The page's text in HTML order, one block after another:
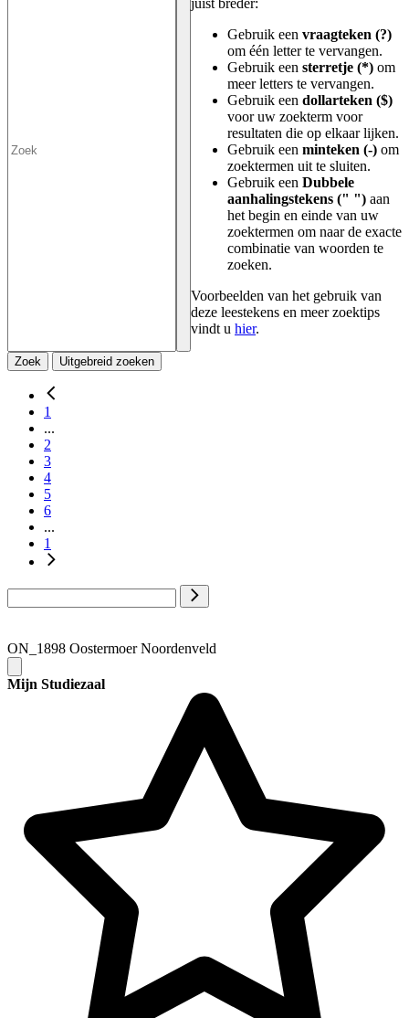
juist breder:
Gebruik een vraagteken (?)
om één letter te vervangen.
Gebruik een sterretje (*) om
meer letters te vervangen.
Gebruik een dollarteken ($)
voor uw zoekterm voor
resultaten die op elkaar lijken.
Gebruik een minteken (-) om
zoektermen uit te sluiten.
Gebruik een Dubbele
aanhalingstekens (" ") aan
het begin en einde van uw
zoektermen om naar de exacte
combinatie van woorden te
zoeken.
Voorbeelden van het gebruik van
deze leestekens en meer zoektips
vindt u hier.
Zoek Uitgebreid zoeken
1
...
2
3
4
5
6
...
1
ON_1898 Oostermoer Noordenveld
Mijn Studiezaal